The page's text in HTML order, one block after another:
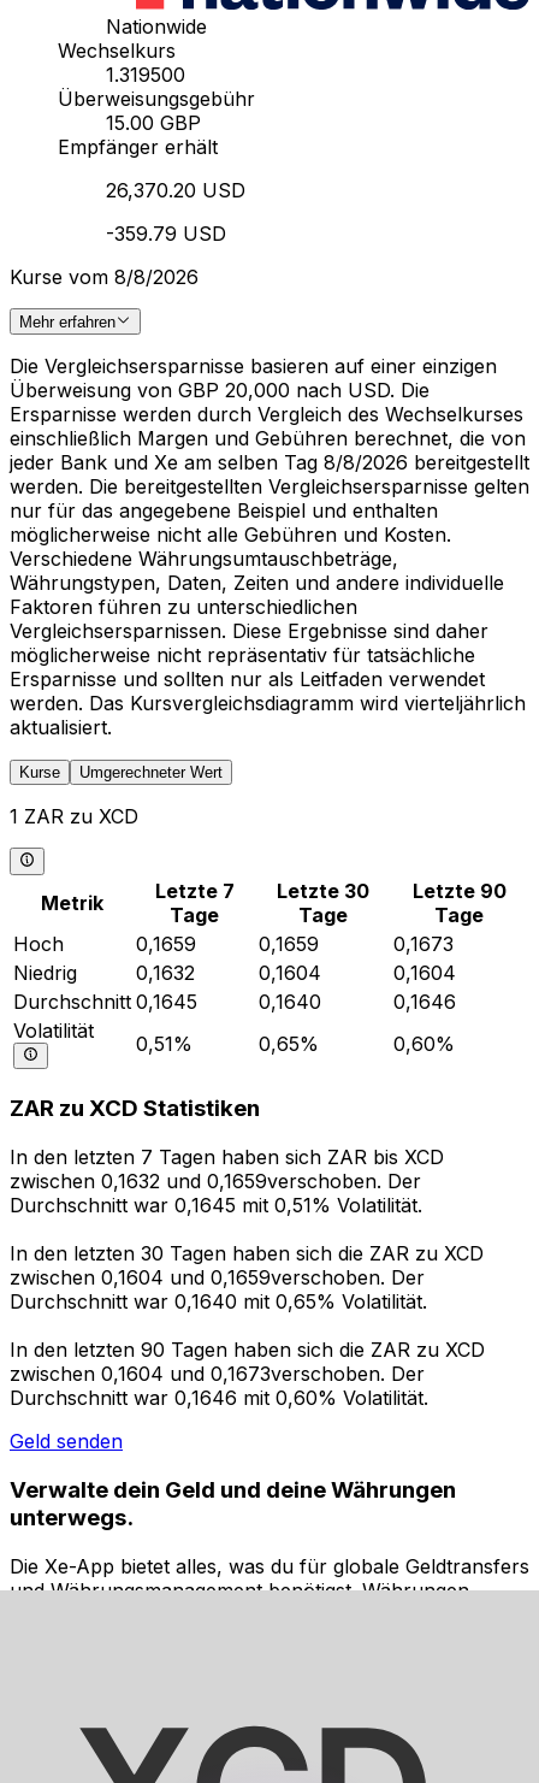
Nationwide
Wechselkurs
1.319500
Überweisungsgebühr
15.00 GBP
Empfänger erhält
26,370.20 USD
-359.79 USD
Kurse vom 8/8/2026
Mehr erfahren
Die Vergleichsersparnisse basieren auf einer einzigen
Überweisung von GBP 20,000 nach USD. Die
Ersparnisse werden durch Vergleich des Wechselkurses
einschließlich Margen und Gebühren berechnet, die von
jeder Bank und Xe am selben Tag 8/8/2026 bereitgestellt
werden. Die bereitgestellten Vergleichsersparnisse gelten
nur für das angegebene Beispiel und enthalten
möglicherweise nicht alle Gebühren und Kosten.
Verschiedene Währungsumtauschbeträge,
Währungstypen, Daten, Zeiten und andere individuelle
Faktoren führen zu unterschiedlichen
Vergleichsersparnissen. Diese Ergebnisse sind daher
möglicherweise nicht repräsentativ für tatsächliche
Ersparnisse und sollten nur als Leitfaden verwendet
werden. Das Kursvergleichsdiagramm wird vierteljährlich
aktualisiert.
Kurse Umgerechneter Wert
1 ZAR zu XCD
Metrik
Letzte 7
Tage
Letzte 30
Tage
Letzte 90
Tage
Hoch
0,1659 0,1659
0,1673
Niedrig
0,1632 0,1604
0,1604
Durchschnitt 0,1645 0,1640
0,1646
Volatilität
0,51% 0,65% 0,60%
ZAR zu XCD Statistiken
In den letzten 7 Tagen haben sich ZAR bis XCD
zwischen 0,1632 und 0,1659verschoben. Der
Durchschnitt war 0,1645 mit 0,51% Volatilität.
In den letzten 30 Tagen haben sich die ZAR zu XCD
zwischen 0,1604 und 0,1659verschoben. Der
Durchschnitt war 0,1640 mit 0,65% Volatilität.
In den letzten 90 Tagen haben sich die ZAR zu XCD
zwischen 0,1604 und 0,1673verschoben. Der
Durchschnitt war 0,1646 mit 0,60% Volatilität.
Geld senden
Verwalte dein Geld und deine Währungen
unterwegs.
Die Xe-App bietet alles, was du für globale Geldtransfers
und Währungsmanagement benötigst. Währungen